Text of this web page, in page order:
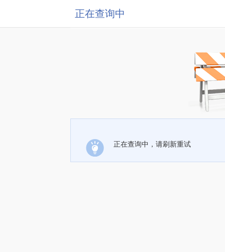
正在查询中
正在查询中，请刷新重试